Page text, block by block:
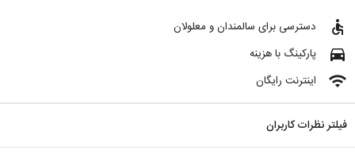
accessible دسترسی برای سالمندان و معلولان
directions_car پارکینگ با هزینه
wifi اینترنت رایگان
فیلتر نظرات کاربران